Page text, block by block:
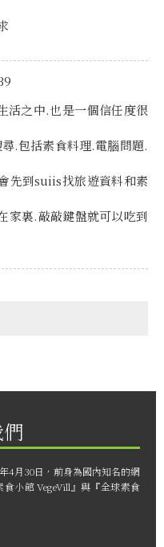
活之中.也是一個信任度很
.包括素食料理.電腦問題.
先到suiis找旅遊資料和素
家裏.敲敲鍵盤就可以吃到
4月30日，前身為國內知名的網
小館 VegeVill』與『全球素食